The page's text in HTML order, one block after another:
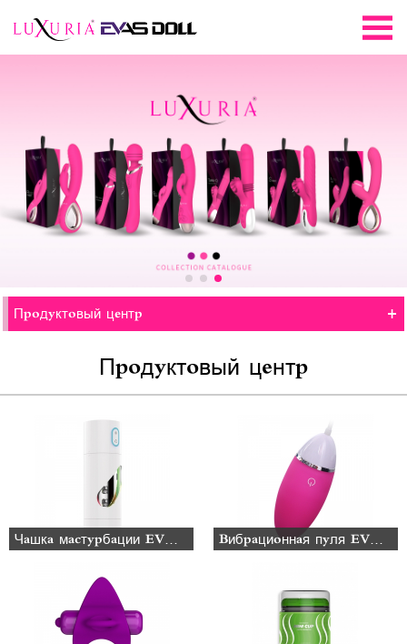
Продуктовый центр +
Продуктовый центр
Вибрационная пуля EVO - 043